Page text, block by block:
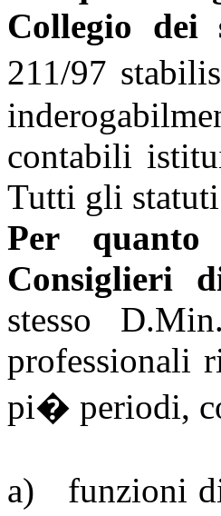
Collegio dei
211/97
contabili
Tutti gli statuti
Per
Consiglieri
stesso
professionali
pi� periodi,
a)
funzioni